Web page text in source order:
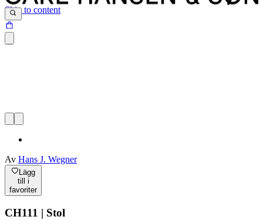
Skip to content
Av Hans J. Wegner
Lägg
till i
favoriter
CH111 | Stol